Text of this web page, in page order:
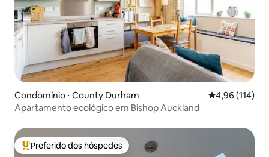
Condomínio ⋅ County Durham 4,96 de uma
4,96 (114)
Apartamento ecológico em Bishop Auckland
Entre os melhores preferidos dos hóspedes
Preferido dos hóspedes